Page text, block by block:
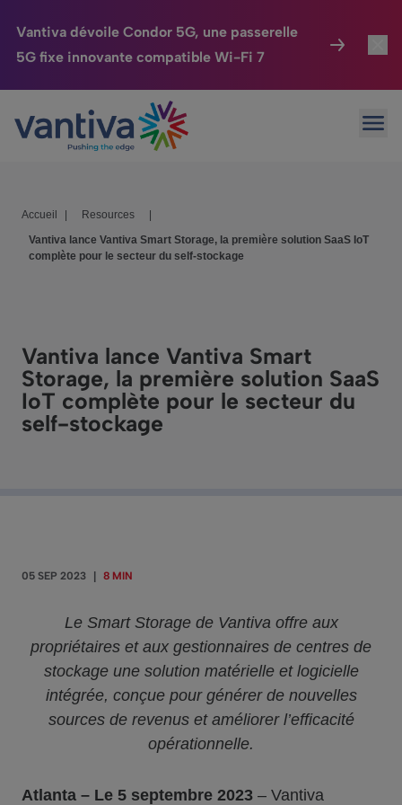
Vantiva dévoile Condor 5G, une passerelle
5G fixe innovante compatible Wi-Fi 7
Passer au contenu principal
Maison Connectée
HomeSight
Entreprise
Accueil Resources
Vantiva lance Vantiva Smart Storage, la première solution SaaS IoT
complète pour le secteur du self-stockage
Vantiva lance Vantiva Smart
Storage, la première solution SaaS
IoT complète pour le secteur du
self-stockage
05 SEP 2023 8 MIN
Le Smart Storage de Vantiva offre aux
propriétaires et aux gestionnaires de centres de
stockage une solution matérielle et logicielle
intégrée, conçue pour générer de nouvelles
sources de revenus et améliorer l’efficacité
opérationnelle.
Atlanta – Le 5 septembre 2023 – Vantiva